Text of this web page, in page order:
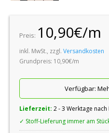
Preis: 10,90€/m
inkl. MwSt., zzgl.Versandkosten
Grundpreis: 10,90€/m
Verfügbar:
Lieferzeit:2 - 3 Werktage
✓ Stoff-Lieferung immer am